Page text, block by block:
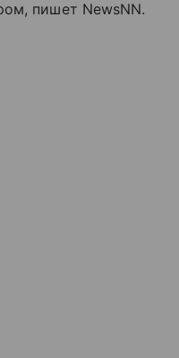
пишет NewsNN.